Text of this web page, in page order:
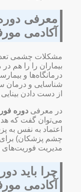
معرفی
آکادمی
مشکلات چشمی
بیماران را را هم
درمانگاه‌ها و
شناسایی و درمان
از دست دادن
در معرفی دوره
می‌توان گفت که
اعتماد به نفس به
چشم پزشکان) برای
مدیریت
چرا باید
آکادمی